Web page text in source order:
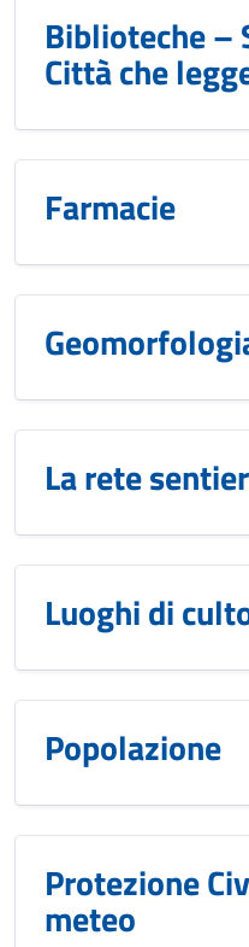
Biblioteche –
Città che
Farmacie
La rete
Luoghi di
Popolazione
Protezione
meteo